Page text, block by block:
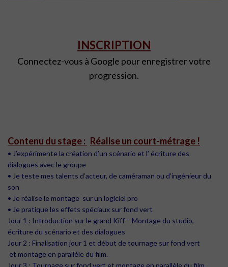
INSCRIPTION
Connectez-vous à Google pour enregistrer votre
progression.
Contenu du stage : Réalise un court-métrage !
• J’expérimente la création d’un scénario et l’ écriture des
dialogues avec le groupe
• Je teste mes talents d’acteur, de caméraman ou d’ingénieur du
son
• Je réalise le montage sur un logiciel pro
• Je pratique les effets spéciaux sur fond vert
Jour 1 : Introduction sur le grand Kiff – Montage du studio,
écriture du scénario et des dialogues
Jour 2 : Finalisation jour 1 et début de tournage sur fond vert
et montage en parallèle du film.
Jour 3 : Tournage sur fond vert et montage en parallèle du film